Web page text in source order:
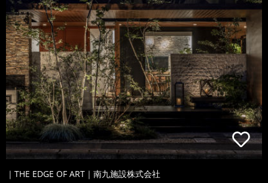
｜THE EDGE OF ART｜南九施設株式会社